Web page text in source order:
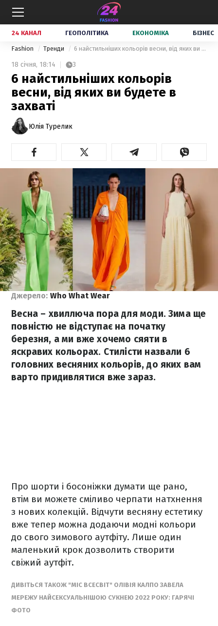
24 КАНАЛ ГЕОПОЛІТИКА ЕКОНОМІКА БІЗНЕС
Fashion Тренди 6 найстильніших кольорів весни, від яких ви будете в захваті
18 січня, 18:14 3
6 найстильніших кольорів
весни, від яких ви будете в
захваті
Юлія Турелик
Джерело: Who What Wear
Весна – хвиллюча пора для моди. Зима ще
повністю не відступає на початку
березня, а ми вже хочемо сяяти в
яскравих кольорах. Стилісти назвали 6
головних весняних кольорів, до яких вам
варто придивлятися вже зараз.
Про шорти і босоніжки думати ще рано,
втім ви можете сміливо черпати натхнення
з нових колекцій. Відчути весняну естетику
вже тепер можна додаючи модні кольори
до свого зимового аутфіту. Лише один
маленький крок дозволить створити
свіжий аутфіт.
ДИВІТЬСЯ ТАКОЖ "МІС ВСЕСВІТ" ОЛІВІЯ КАЛПО ЗАВЕЛА
МЕРЕЖУ НАЙСЕКСУАЛЬНІШОЮ СУКНЕЮ 2022 РОКУ: ГАРЯЧІ
ФОТО